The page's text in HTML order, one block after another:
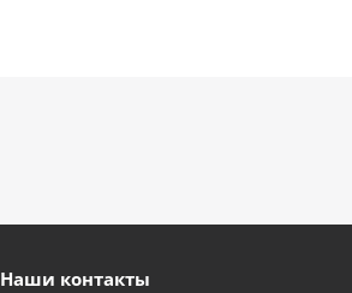
Наши контакты